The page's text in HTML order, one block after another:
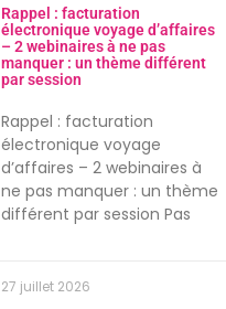
Rappel : facturation
électronique voyage d’affaires
– 2 webinaires à ne pas
manquer : un thème différent
par session
Rappel : facturation
électronique voyage
d’affaires – 2 webinaires à
ne pas manquer : un thème
différent par session Pas
27 juillet 2026